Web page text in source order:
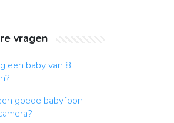
vragen
een baby van 8
goede babyfoon